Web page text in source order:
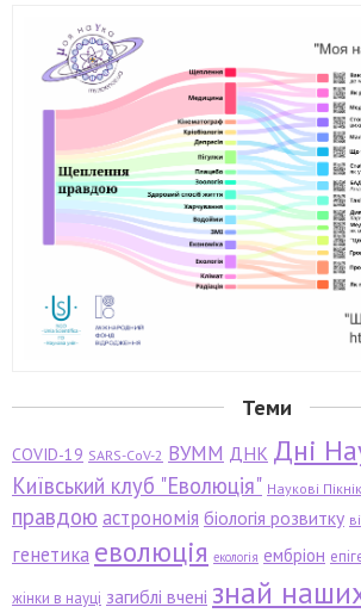
Теми
COVID-19 SARS-CoV-2 ВУММ ДНК Дні
Київський клуб "Еволюція" Наукові
правдою астрономія біологія розвитку
генетика еволюція екологія ембріон
жінки в науці загиблі вчені знай